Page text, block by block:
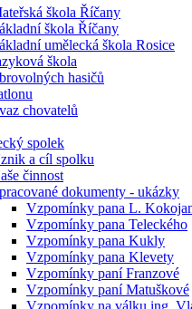
škola Říčany
škola Říčany
umělecká škola Rosice
škola
hasičů
chovatelů
spolek
a cíl spolku
činnost
dokumenty - ukázky
Vzpomínky pana L.
Vzpomínky pana Teleckého
Vzpomínky pana Kukly
Vzpomínky pana Klevety
Vzpomínky paní Franzové
Vzpomínky paní Matuškové
Vzpomínky na válku ing.